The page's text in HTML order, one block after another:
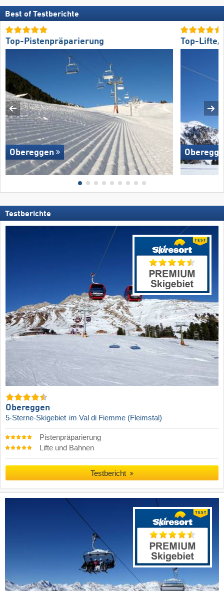
Best of Testberichte
Top-Pistenpräparierung
Obereggen
Top-Lifte/
Testberichte
Obereggen
5-Sterne-Skigebiet im Val di Fiemme (Fleimstal)
Pistenpräparierung
Lifte und Bahnen
Testbericht